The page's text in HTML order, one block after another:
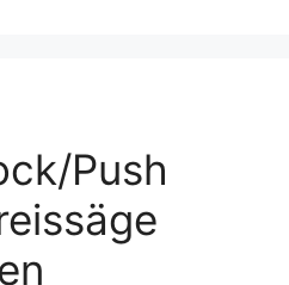
Push